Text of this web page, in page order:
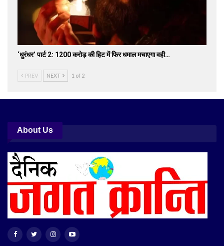
‘धुरंधर’ पार्ट 2: 1200 करोड़ की हिट में फिर धमाल मचाएगा वही…
PREV NEXT 1 of 2
About Us